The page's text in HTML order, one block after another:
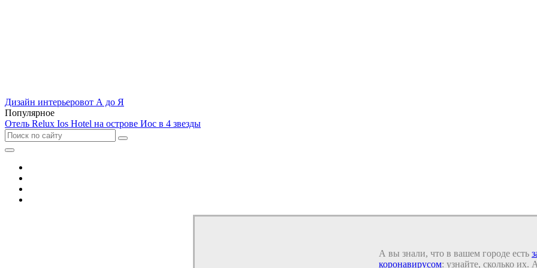
Дизайн интерьеровот А до Я
Популярное
Отель Relux Ios Hotel на острове Иос в 4 звезды
А вы знали, что в вашем городе есть
коронавирусом: узнайте, сколько их.